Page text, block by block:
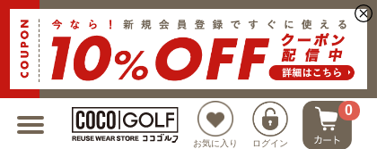
お気に入り ログイン
0
新規会員登録でクーポンプレゼント